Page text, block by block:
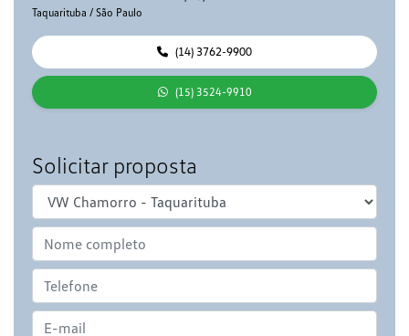
Taquarituba / São Paulo
(14) 3762-9900
(15) 3524-9910
Solicitar proposta